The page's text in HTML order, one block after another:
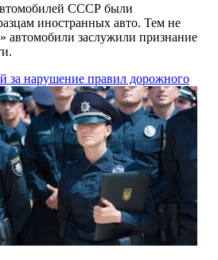
СССР были
иностранных авто. Тем не
автомобили заслужили признание
за нарушение правил дорожного